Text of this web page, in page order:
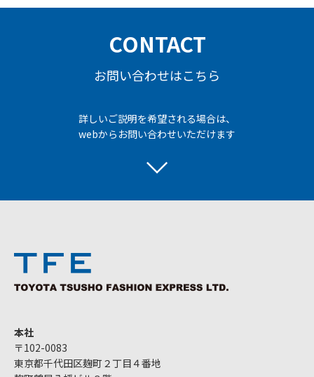
CONTACT
お問い合わせはこちら
詳しいご説明を希望される場合は、
webからお問い合わせいただけます
本社
〒102-0083
東京都千代田区麹町２丁目４番地